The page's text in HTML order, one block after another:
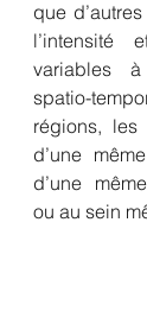
que
l’intensité
variables
spatio-
régions, les
d’une
d’une
ou au sein